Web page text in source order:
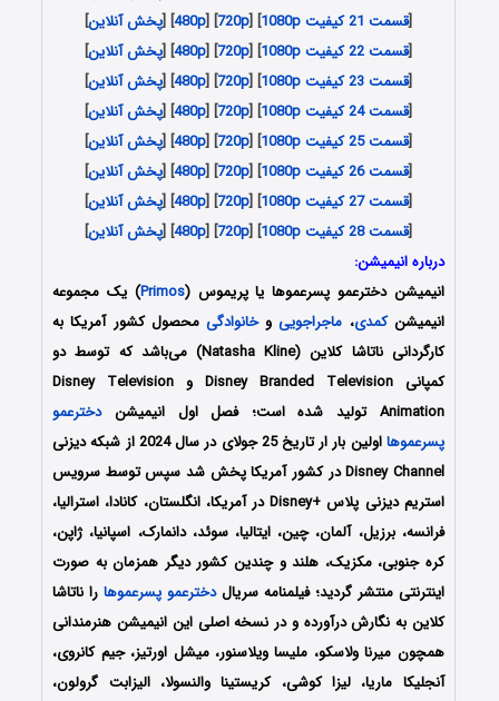
[قسمت 21 کیفیت 1080p ] [
720p
] [
480p
] [پخش آنلاین]
[قسمت 22 کیفیت 1080p ] [
720p
] [
480p
] [پخش آنلاین]
[قسمت 23 کیفیت 1080p ] [
720p
] [
480p
] [پخش آنلاین]
[قسمت 24 کیفیت 1080p ] [
720p
] [
480p
] [پخش آنلاین]
[قسمت 25 کیفیت 1080p ] [
720p
] [
480p
] [پخش آنلاین]
[قسمت 26 کیفیت 1080p ] [
720p
] [
480p
] [پخش آنلاین]
[قسمت 27 کیفیت 1080p ] [
720p
] [
480p
] [پخش آنلاین]
[قسمت 28 کیفیت 1080p ] [
720p
] [
480p
] [پخش آنلاین]
درباره انیمیشن:
انیمیشندخترعمو پسرعموها یا پریموس (
Primos) یک مجموعه
انیمیشنکمدی، ماجراجوییوخانوادگی محصول کشور آمریکا به
کارگردانی ناتاشا کلاین (Natasha Kline) می‌باشد که توسط دو
کمپانی‌ Disney Branded Television و Disney Television
Animation تولید شده است؛ فصل اول انیمیشن
دخترعمو
پسرعموها
اولین بار ار تاریخ 25 جولای در سال 2024 از شبکه دیزنی
Disney Channel در کشور آمریکا پخش شد سپس توسط سرویس
استریم دیزنی پلاس +Disney در آمریکا، انگلستان، کانادا، استرالیا،
فرانسه، برزیل، آلمان، چین، ایتالیا، سوئد، دانمارک، اسپانیا، ژاپن،
کره جنوبی، مکزیک، هلند و چندین کشور دیگر همزمان به صورت
اینترنتی منتشر گردید؛ فیلمنامه سریالدخترعمو پسرعموهارا ناتاشا
کلاین به نگارش درآورده و در نسخه اصلی این انیمیشن هنرمندانی
همچون میرنا ولاسکو، ملیسا ویلاسنور، میشل اورتیز، جیم کانروی،
آنجلیکا ماریا، لیزا کوشی، کریستینا والنسولا، الیزابت گرولون،